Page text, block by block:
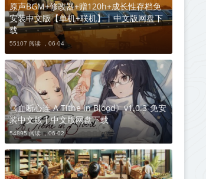
原声BGM+修改器+赠120h+成长性存档免
安装中文版【单机+联机】丨中文版网盘下
载
55107 阅读 ， 06-04
《血断心连 A Tithe in Blood》v1.0.3-免安
装中文版丨中文版网盘下载
54895 阅读 ，06-02